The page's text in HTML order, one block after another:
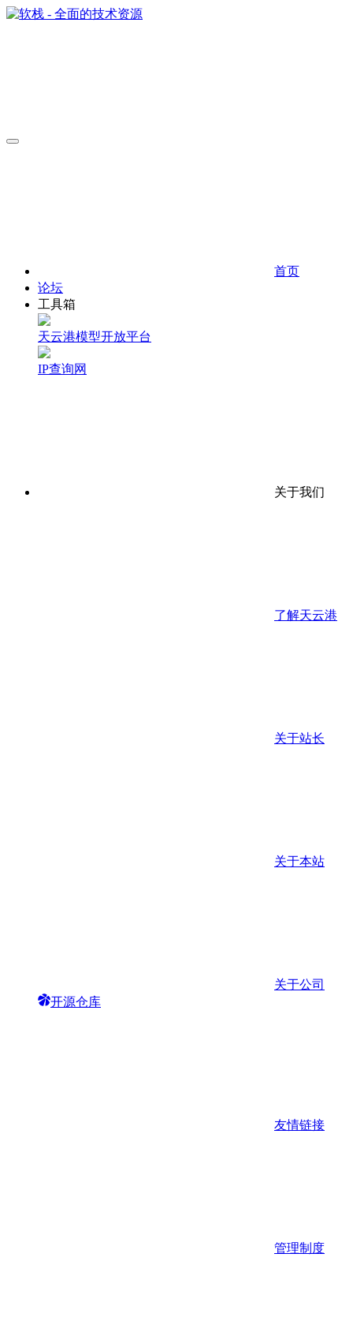
首页
论坛
工具箱
天云港模型开放平台
IP查询网
关于我们
了解天云港
关于站长
关于本站
关于公司
开源仓库
友情链接
管理制度